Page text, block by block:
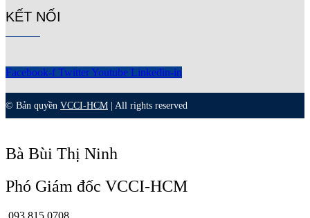
KẾT NỐI
Facebook-f TwitterYoutube Linkedin-in
© Bản quyền VCCI-HCM | All rights reserved
Bà Bùi Thị Ninh
Phó Giám đốc VCCI-HCM
093 815 0708